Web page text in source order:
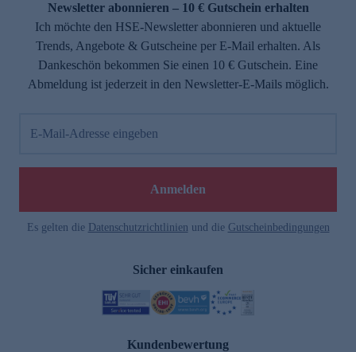
Newsletter abonnieren – 10 € Gutschein erhalten
Ich möchte den HSE-Newsletter abonnieren und aktuelle
Trends, Angebote & Gutscheine per E-Mail erhalten. Als
Dankeschön bekommen Sie einen 10 € Gutschein. Eine
Abmeldung ist jederzeit in den Newsletter-E-Mails möglich.
E-Mail-Adresse eingeben
Anmelden
Es gelten die Datenschutzrichtlinien und die Gutscheinbedingungen
Sicher einkaufen
Kundenbewertung